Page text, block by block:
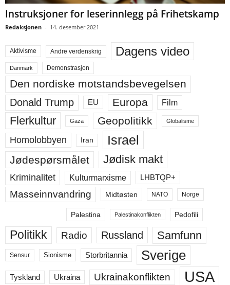
Instruksjoner for leserinnlegg på Frihetskamp
Redaksjonen - 14. desember 2021
Aktivisme Andre verdenskrig Dagens video
Danmark Demonstrasjon
Den nordiske motstandsbevegelsen
Donald Trump EU Europa Film
Flerkultur Gaza Geopolitikk Globalisme
Homolobbyen Iran Israel
Jødespørsmålet Jødisk makt
Kriminalitet Kulturmarxisme LHBTQP+
Masseinnvandring Midtøsten NATO Norge
Palestina Palestinakonflikten Pedofili
Politikk Radio Russland Samfunn
Sensur Sionisme Storbritannia Sverige
Tyskland Ukraina Ukrainakonflikten USA